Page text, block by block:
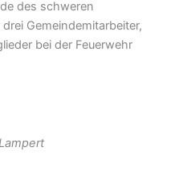
des schweren
Gemeindemitarbeiter,
bei der Feuerwehr